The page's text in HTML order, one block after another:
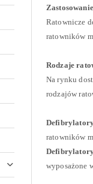
Ratownicze
ratowników
Rodzaje
Na rynku
rodzajów
ratowników
wyposażone